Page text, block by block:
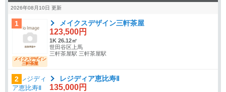
2026年08月10日 更新
1
メイクスデザイン
三軒茶屋
メイクスデザイン三軒茶屋
123,500円
1K 26.12㎡
世田谷区上馬
三軒茶屋駅 三軒茶屋駅
2 レジディア恵比寿Ⅱ
135,000円